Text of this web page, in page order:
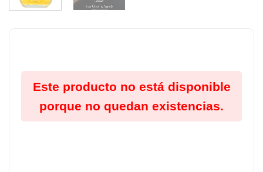
Este producto no está disponible
porque no quedan existencias.